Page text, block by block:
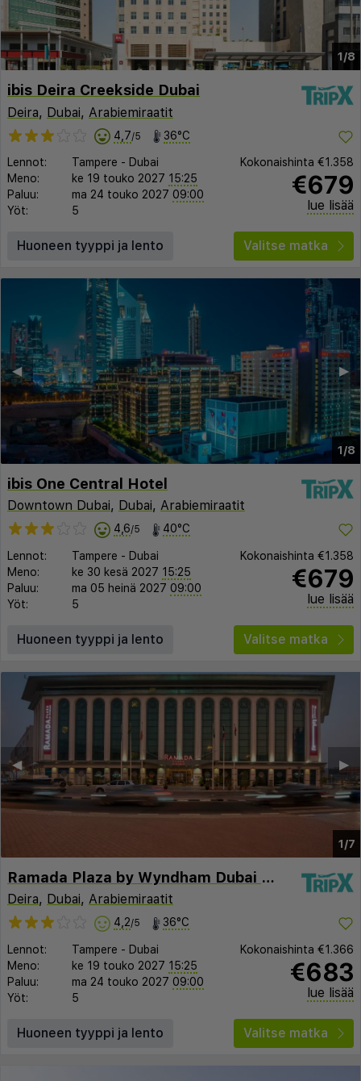
1/8
ibis Deira Creekside Dubai
Deira, Dubai, Arabiemiraatit
4,7/5 36°C
Lennot: Tampere - Dubai
Meno:
ke 19 touko 2027 15:25
Paluu:
ma 24 touko 2027 09:00
Yöt:
5
Kokonaishinta €1.358
€679
lue lisää
Huoneen tyyppi ja lento Valitse matka
1/8
▶︎
◀︎
ibis One Central Hotel
Downtown Dubai, Dubai, Arabiemiraatit
4,6/5 40°C
Lennot: Tampere - Dubai
Meno:
ke 30 kesä 2027 15:25
Paluu:
ma 05 heinä 2027 09:00
Yöt:
5
Kokonaishinta €1.358
€679
lue lisää
Huoneen tyyppi ja lento Valitse matka
1/7
▶︎
◀︎
Ramada Plaza by Wyndham Dubai Deira
Deira, Dubai, Arabiemiraatit
4,2/5 36°C
Lennot: Tampere - Dubai
Meno:
ke 19 touko 2027 15:25
Paluu:
ma 24 touko 2027 09:00
Yöt:
5
Kokonaishinta €1.366
€683
lue lisää
Huoneen tyyppi ja lento Valitse matka